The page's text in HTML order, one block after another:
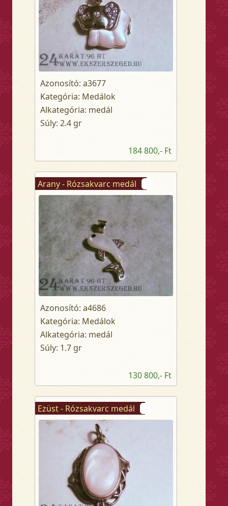
Azonosító: a3677
Kategória: Medálok
Alkategória: medál
Súly: 2.4 gr
184 800,- Ft
Arany - Rózsakvarc medál
Azonosító: a4686
Kategória: Medálok
Alkategória: medál
Súly: 1.7 gr
130 800,- Ft
Ezüst - Rózsakvarc medál